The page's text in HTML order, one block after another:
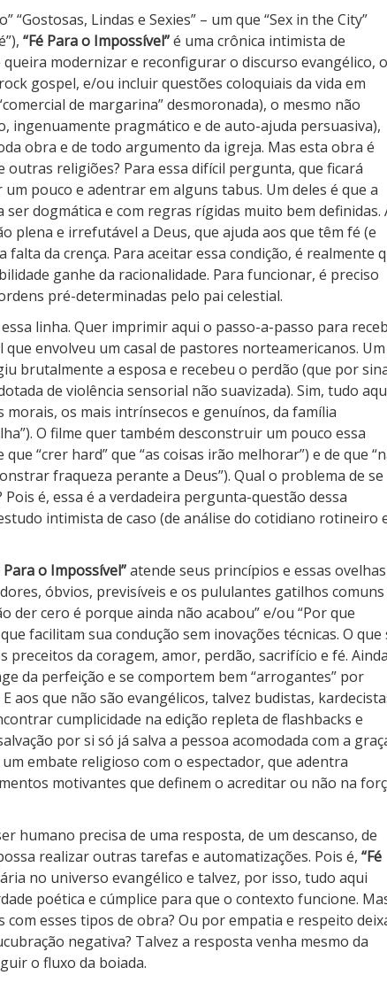
“Gostosas, Lindas e Sexies” – um que “Sex in the City”
“Fé Para o Impossível”é uma crônica intimista de
modernizar e reconfigurar o discurso evangélico, o
gospel, e/ou incluir questões coloquiais da vida em
de margarina” desmoronada), o mesmo não
ingenuamente pragmático e de auto-ajuda persuasiva),
obra e de todo argumento da igreja. Mas esta obra é
religiões? Para essa difícil pergunta, que ficará
pouco e adentrar em alguns tabus. Um deles é que a
dogmática e com regras rígidas muito bem definidas.
plena e irrefutável a Deus, que ajuda aos que têm fé (e
falta da crença. Para aceitar essa condição, é realmente
ganhe da racionalidade. Para funcionar, é preciso
pré-determinadas pelo pai celestial.
linha. Quer imprimir aqui o passo-a-passo para
envolveu um casal de pastores norteamericanos. Um
brutalmente a esposa e recebeu o perdão (que por
de violência sensorial não suavizada). Sim, tudo
os mais intrínsecos e genuínos, da família
O filme quer também desconstruir um pouco essa
“crer hard” que “as coisas irão melhorar”) e de que
fraqueza perante a Deus”). Qual o problema de se
é, essa é a verdadeira pergunta-questão dessa
intimista de caso (de análise do cotidiano rotineiro
Para o Impossível”atende seus princípios e essas ovelhas
óbvios, previsíveis e os pululantes gatilhos comuns
der cero é porque ainda não acabou” e/ou “Por que
facilitam sua condução sem inovações técnicas. O que
da coragem, amor, perdão, sacrifício e fé. Ainda
da perfeição e se comportem bem “arrogantes” por
aos que não são evangélicos, talvez budistas,
cumplicidade na edição repleta de flashbacks e
por si só já salva a pessoa acomodada com a
embate religioso com o espectador, que adentra
motivantes que definem o acreditar ou não na
humano precisa de uma resposta, de um descanso, de
realizar outras tarefas e automatizações. Pois é, “Fé
no universo evangélico e talvez, por isso, tudo aqui
poética e cúmplice para que o contexto funcione.
com esses tipos de obra? Ou por empatia e respeito
negativa? Talvez a resposta venha mesmo da
o fluxo da boiada.